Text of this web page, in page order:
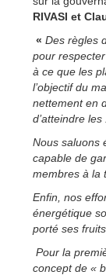
RIVASI et
« Des règles
pour
à ce que les
l’objectif du
nettement en
d’atteindre les
Nous saluons
capable de
membres à la
Enfin, nos
énergétique
porté ses fruits.
Pour la
concept de «